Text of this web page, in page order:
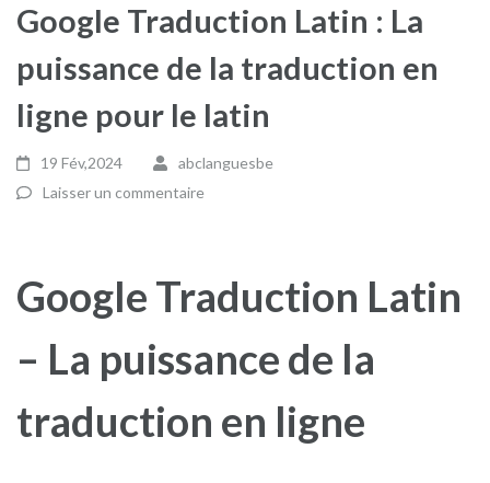
Google Traduction Latin : La
puissance de la traduction en
ligne pour le latin
19 Fév,2024
abclanguesbe
Laisser un commentaire
Google Traduction Latin
– La puissance de la
traduction en ligne